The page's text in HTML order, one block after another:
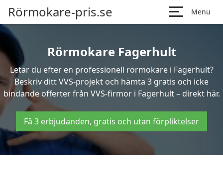
Rörmokare-pris.se Menu
Rörmokare Fagerhult
Letar du efter en professionell rörmokare i Fagerhult?
Beskriv ditt VVS-projekt och hämta 3 gratis och icke
bindande offerter från VVS-firmor i Fagerhult – direkt här.
Få 3 erbjudanden, gratis och utan förpliktelser